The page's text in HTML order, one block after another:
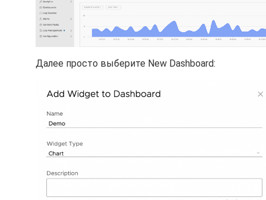
Далее просто выберите New Dashboard: